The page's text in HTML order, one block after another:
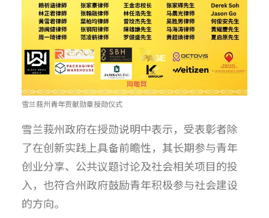
雪兰莪州青年贡献勋章授勋仪式
雪兰莪州政府在授勋说明中表示，受表彰者除
了在创新实践上具备前瞻性，其长期参与青年
创业分享、公共议题讨论及社会相关项目的投
入，也符合州政府鼓励青年积极参与社会建设
的方向。